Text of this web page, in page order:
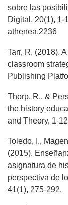
sobre las
Digital, 20(1), 1-
athenea.2236
Tarr, R. (2018).
classroom
Publishing
Thorp, R., &
the history
and Theory, 1-
Toledo, I.,
(2015).
asignatura de
perspectiva de
41(1), 275-292.